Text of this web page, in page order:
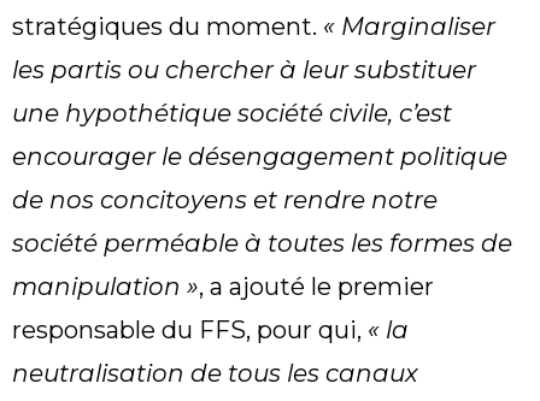
stratégiques du moment. « Marginaliser
les partis ou chercher à leur substituer
une hypothétique société civile, c’est
encourager le désengagement politique
de nos concitoyens et rendre notre
société perméable à toutes les formes de
manipulation », a ajouté le premier
responsable du FFS, pour qui, « la
neutralisation de tous les canaux